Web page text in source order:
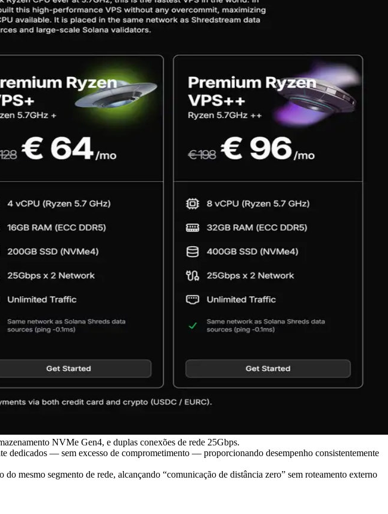
NVMe Gen4, e duplas conexões de rede 25Gbps.
dedicados — sem excesso de comprometimento — proporcionando desempenho consistentemente
mesmo segmento de rede, alcançando “comunicação de distância zero” sem roteamento externo